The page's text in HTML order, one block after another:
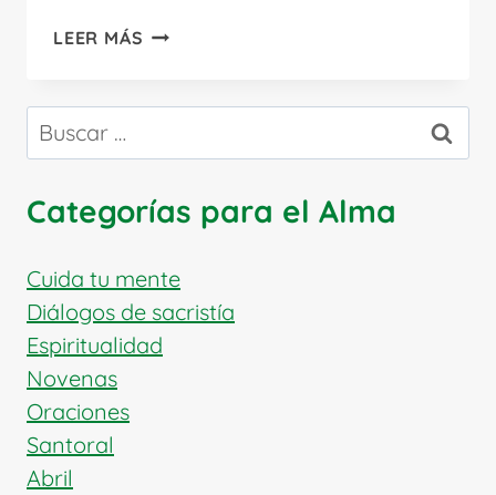
LEER MÁS SAN
REY
Y
DE
Buscar:
Categorías para el Alma
Cuida tu mente
Diálogos de sacristía
Espiritualidad
Novenas
Oraciones
Santoral
Abril